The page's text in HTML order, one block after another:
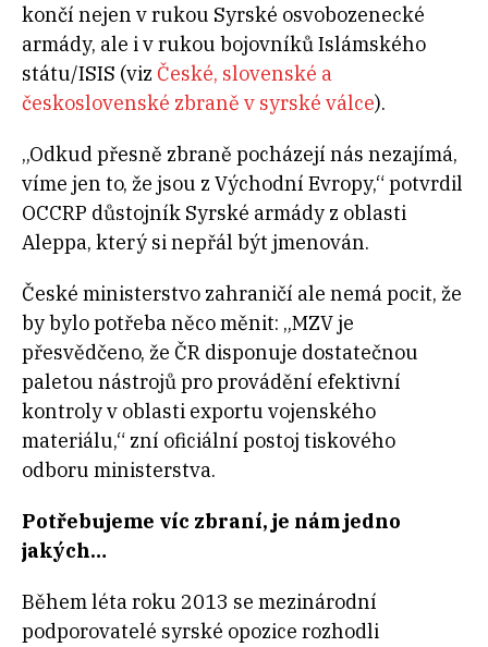
končí nejen v rukou Syrské osvobozenecké
armády, ale i v rukou bojovníků Islámského
státu/ISIS (viz České, slovenské a
československé zbraně v syrské válce).
„Odkud přesně zbraně pocházejí nás nezajímá,
víme jen to, že jsou z Východní Evropy,“ potvrdil
OCCRP důstojník Syrské armády z oblasti
Aleppa, který si nepřál být jmenován.
České ministerstvo zahraničí ale nemá pocit, že
by bylo potřeba něco měnit: „MZV je
přesvědčeno, že ČR disponuje dostatečnou
paletou nástrojů pro provádění efektivní
kontroly v oblasti exportu vojenského
materiálu,“ zní oficiální postoj tiskového
odboru ministerstva.
Potřebujeme víc zbraní, je nám jedno
jakých…
Během léta roku 2013 se mezinárodní
podporovatelé syrské opozice rozhodli